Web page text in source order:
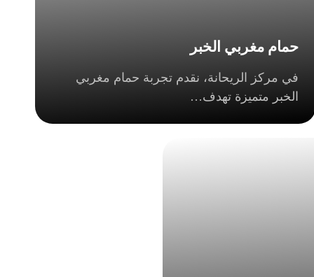
حمام مغربي الخبر
في مركز الريحانة، نقدم تجربة حمام مغربي
الخبر متميزة تهدف…